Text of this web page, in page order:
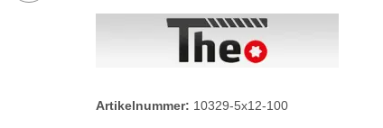
Artikelnummer: 10329-5x12-100